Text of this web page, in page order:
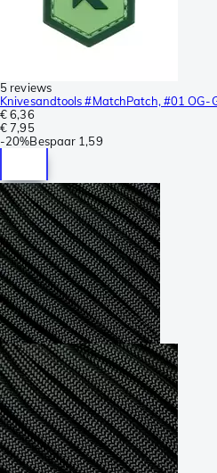
5 reviews
Knivesandtools #MatchPatch, #01 OG-
€ 6,36
€ 7,95
-20%Bespaar 1,59